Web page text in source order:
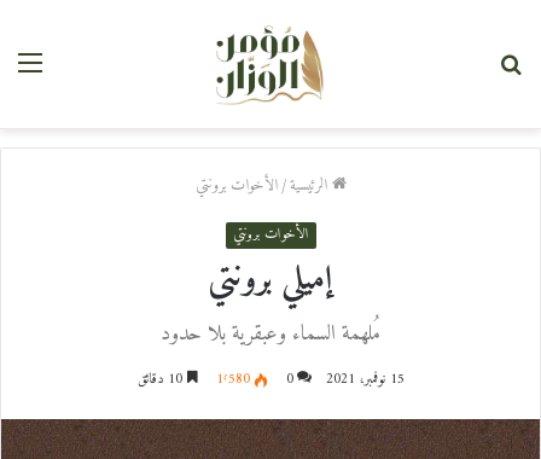
الرئيسية/الأخوات برونتي
الأخوات برونتي
إميلي برونتي
مُلهمة السماء وعبقرية بلا حدود
15 نوفمبر، 2021 0 1٬580 10 دقائق